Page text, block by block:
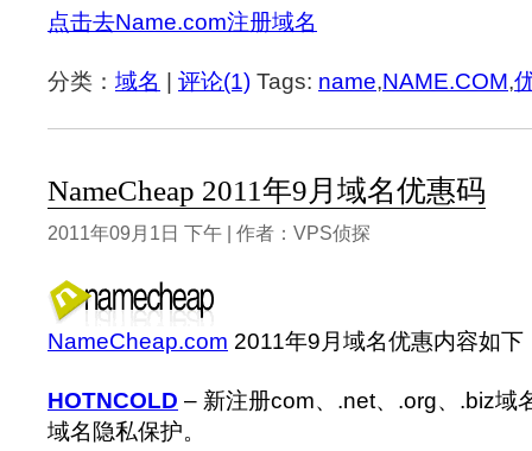
点击去Name.com注册域名
分类： 域名 | 评论(1) Tags: name,NAME.COM,
NameCheap 2011年9月域名优惠码
2011年09月1日 下午 | 作者：VPS侦探
NameCheap.com 2011年9月域名优惠内容如下
HOTNCOLD – 新注册com、.net、.org、.biz域
域名隐私保护。